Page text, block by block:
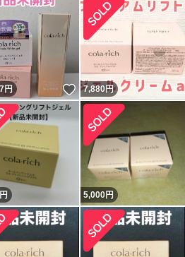
円 いいね！
7,880 円
円 5,000円